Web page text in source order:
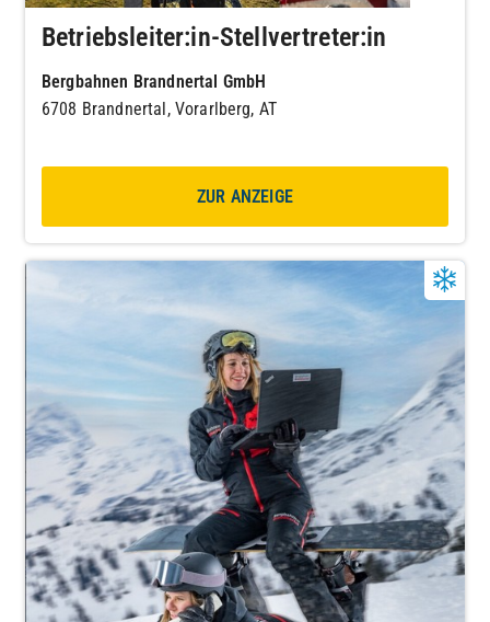
Betriebsleiter:in-Stellvertreter:in
Bergbahnen Brandnertal GmbH
6708 Brandnertal, Vorarlberg, AT
ZUR ANZEIGE